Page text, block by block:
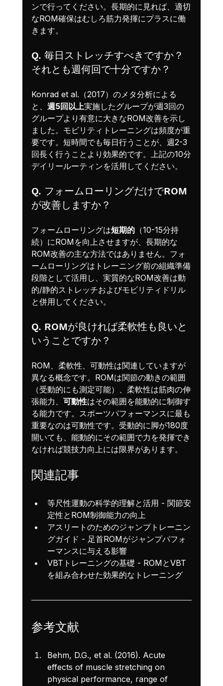
ンで行ってください。長期的に見れば、適切
なROM確保はむしろ筋力発揮にプラスに働
きます。
Q. 毎日ストレッチすべきですか？
それとも週何回で十分ですか？
Konrad et al.（2017）のメタ分析による
と、 週5回以上実施したグループが週3回の
グループより有意に大きなROM改善を示し
ました。モビリティトレーニングは頻度が重
要です。短時間でも毎日行うことが、週2-3
回長く行うことより効果的です。上記の10分
デイリールーティンを活用してください。
Q. フォームローリングだけでROM
が改善しますか？
フォームローリングは短期的（10-15分持
続）にROMを向上させますが、長期的な
ROM改善の主な方法ではありません。フォ
ームローリングはトレーニング前の組織準備
段階として活用し、実質的なROM改善は動
的/静的ストレッチおよびモビリティドリル
と併用してください。
Q. ROMが良ければ柔軟性も良いと
いうことですか？
ROM、柔軟性、可動性は関連していますが
異なる概念です。ROMは関節の動きの範囲
（受動的にも測定可能）、柔軟性は筋肉の伸
張能力、 可動性はその範囲を能動的に制御す
る能力です。スポーツパフォーマンスに最も
重要なのは可動性です。受動的に脚が180度
開いても、能動的にその範囲で力を発揮でき
なければ競技力向上には限界があります。
関連記事
等尺性運動の科学的理解と活用 - 関節安
定性とROM制御能力の向上
アスリートのためのジャンプトレーニン
グガイド - 足首ROMがジャンプパフォ
ーマンスに与える影響
VBTトレーニングの基礎 - ROMとVBT
を組み合わせた効果的なトレーニング
参考文献
Behm, D.G., et al. (2016). Acute
effects of muscle stretching on
physical performance, range of